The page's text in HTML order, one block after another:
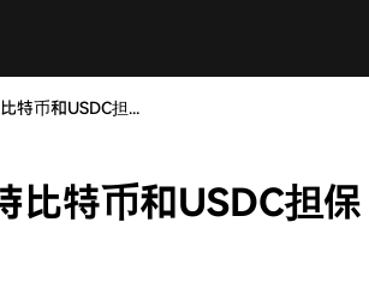
特币和USDC担...
特币和USDC担保